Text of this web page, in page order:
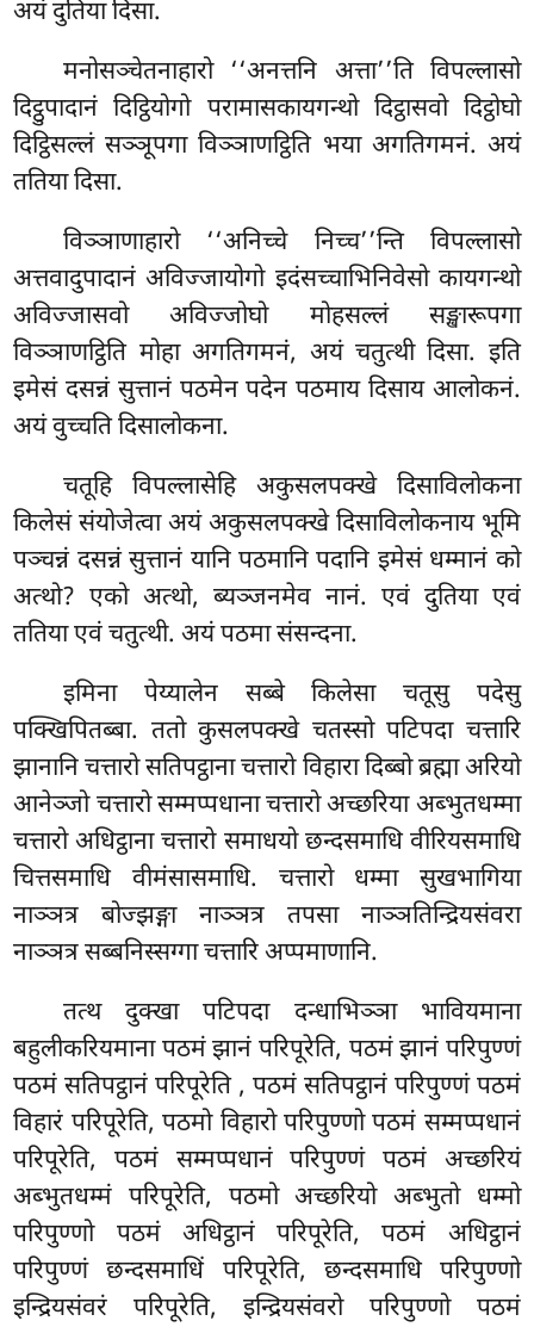
अयं दुतिया दिसा.
मनोसञ्चेतनाहारो ‘‘अनत्तनि अत्ता’’ति विपल्लासो
दिट्ठुपादानं दिट्ठियोगो परामासकायगन्थो दिट्ठासवो दिट्ठोघो
दिट्ठिसल्लं सञ्ञूपगा विञ्ञाणट्ठिति भया अगतिगमनं. अयं
ततिया दिसा.
विञ्ञाणाहारो ‘‘अनिच्चे निच्च’’न्ति विपल्लासो
अत्तवादुपादानं अविज्जायोगो इदंसच्चाभिनिवेसो कायगन्थो
अविज्जासवो अविज्जोघो मोहसल्लं सङ्खारूपगा
विञ्ञाणट्ठिति मोहा अगतिगमनं, अयं चतुत्थी दिसा. इति
इमेसं दसन्नं सुत्तानं पठमेन पदेन पठमाय दिसाय आलोकनं.
अयं वुच्चति दिसालोकना.
चतूहि विपल्लासेहि अकुसलपक्खे दिसाविलोकना
किलेसं संयोजेत्वा अयं अकुसलपक्खे दिसाविलोकनाय भूमि
पञ्चन्नं दसन्नं सुत्तानं यानि पठमानि पदानि इमेसं धम्मानं को
अत्थो? एको अत्थो, ब्यञ्जनमेव नानं. एवं दुतिया एवं
ततिया एवं चतुत्थी. अयं पठमा संसन्दना.
इमिना पेय्यालेन सब्बे किलेसा चतूसु पदेसु
पक्खिपितब्बा. ततो कुसलपक्खे चतस्सो पटिपदा चत्तारि
झानानि चत्तारो सतिपट्ठाना चत्तारो विहारा दिब्बो ब्रह्मा अरियो
आनेञ्जो चत्तारो सम्मप्पधाना चत्तारो अच्छरिया अब्भुतधम्मा
चत्तारो अधिट्ठाना चत्तारो समाधयो छन्दसमाधि वीरियसमाधि
चित्तसमाधि वीमंसासमाधि. चत्तारो धम्मा सुखभागिया
नाञ्ञत्र बोज्झङ्गा नाञ्ञत्र तपसा नाञ्ञतिन्द्रियसंवरा
नाञ्ञत्र सब्बनिस्सग्गा चत्तारि अप्पमाणानि.
तत्थ दुक्खा पटिपदा दन्धाभिञ्ञा भावियमाना
बहुलीकरियमाना पठमं झानं परिपूरेति, पठमं झानं परिपुण्णं
पठमं सतिपट्ठानं परिपूरेति , पठमं सतिपट्ठानं परिपुण्णं पठमं
विहारं परिपूरेति, पठमो विहारो परिपुण्णो पठमं सम्मप्पधानं
परिपूरेति, पठमं सम्मप्पधानं परिपुण्णं पठमं अच्छरियं
अब्भुतधम्मं परिपूरेति, पठमो अच्छरियो अब्भुतो धम्मो
परिपुण्णो पठमं अधिट्ठानं परिपूरेति, पठमं अधिट्ठानं
परिपुण्णं छन्दसमाधिं परिपूरेति, छन्दसमाधि परिपुण्णो
इन्द्रियसंवरं परिपूरेति, इन्द्रियसंवरो परिपुण्णो पठमं